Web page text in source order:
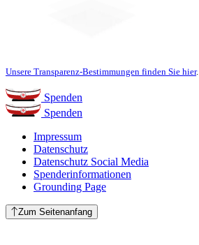
Unsere Transparenz-Bestimmungen finden Sie hier.
Spenden
Spenden
Impressum
Datenschutz
Datenschutz Social Media
Spenderinformationen
Grounding Page
Zum Seitenanfang